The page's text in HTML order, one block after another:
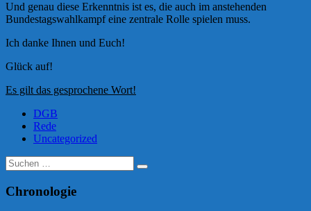
Und genau diese Erkenntnis ist es, die auch im anstehenden
Bundestagswahlkampf eine zentrale Rolle spielen muss.
Ich danke Ihnen und Euch!
Glück auf!
Es gilt das gesprochene Wort!
DGB
Rede
Uncategorized
Suche
nach:
Chronologie